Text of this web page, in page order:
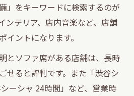
」をキーワードに検索するのが
ンテリア、店内音楽など、店舗
イントになります。
とソファ席がある店舗は、長時
せると評判です。また「渋谷シ
ーシャ 24時間」など、営業時